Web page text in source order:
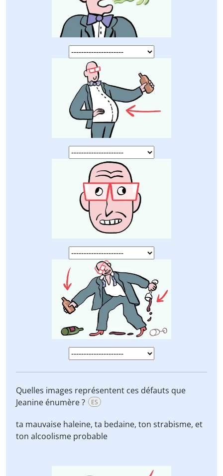
Quelles images représentent ces défauts que
Jeanine énumère ?
ES
ta mauvaise haleine, ta bedaine, ton strabisme, et
ton alcoolisme probable